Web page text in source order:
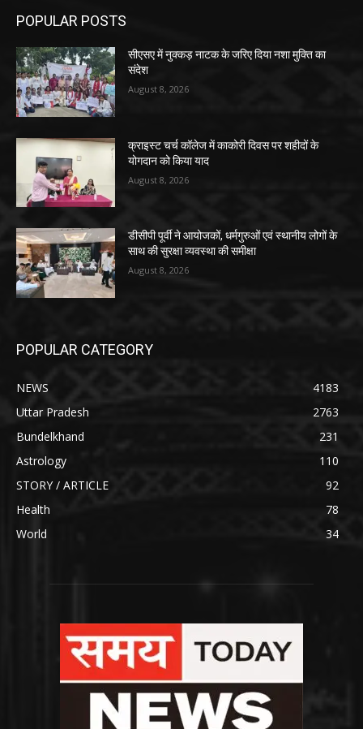
POPULAR POSTS
सीएसए में नुक्कड़ नाटक के जरिए दिया नशा मुक्ति का
संदेश
August 8, 2026
क्राइस्ट चर्च कॉलेज में काकोरी दिवस पर शहीदों के
योगदान को किया याद
August 8, 2026
डीसीपी पूर्वी ने आयोजकों, धर्मगुरुओं एवं स्थानीय लोगों के
साथ की सुरक्षा व्यवस्था की समीक्षा
August 8, 2026
POPULAR CATEGORY
NEWS
4183
Uttar Pradesh
2763
Bundelkhand
231
Astrology
110
STORY / ARTICLE
92
Health
78
World
34